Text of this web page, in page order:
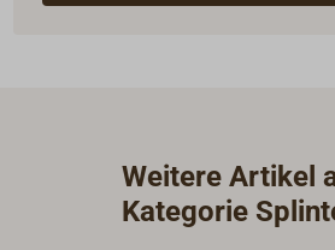
Weitere Artikel
Kategorie